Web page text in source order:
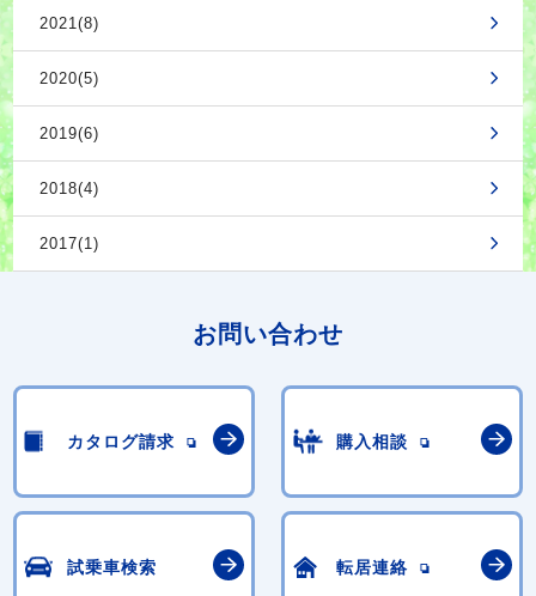
2021(8)
2020(5)
2019(6)
2018(4)
2017(1)
お問い合わせ
カタログ請求 購入相談
試乗車検索 転居連絡